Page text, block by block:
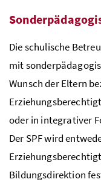
Die schulische
mit
Wunsch der Eltern
oder in integrativer
Der SPFwird
Bildungsdirektion